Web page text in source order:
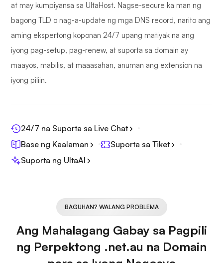
at may kumpiyansa sa UltaHost. Nagse-secure ka man ng
bagong TLD o nag-a-update ng mga DNS record, narito ang
aming ekspertong koponan 24/7 upang matiyak na ang
iyong pag-setup, pag-renew, at suporta sa domain ay
maayos, mabilis, at maaasahan, anuman ang extension na
iyong piliin.
24/7 na Suporta sa Live Chat
Base ng Kaalaman
Suporta sa Tiket
Suporta ng UltaAI
BAGUHAN? WALANG PROBLEMA
Ang Mahalagang Gabay sa Pagpili
ng Perpektong .net.au na Domain